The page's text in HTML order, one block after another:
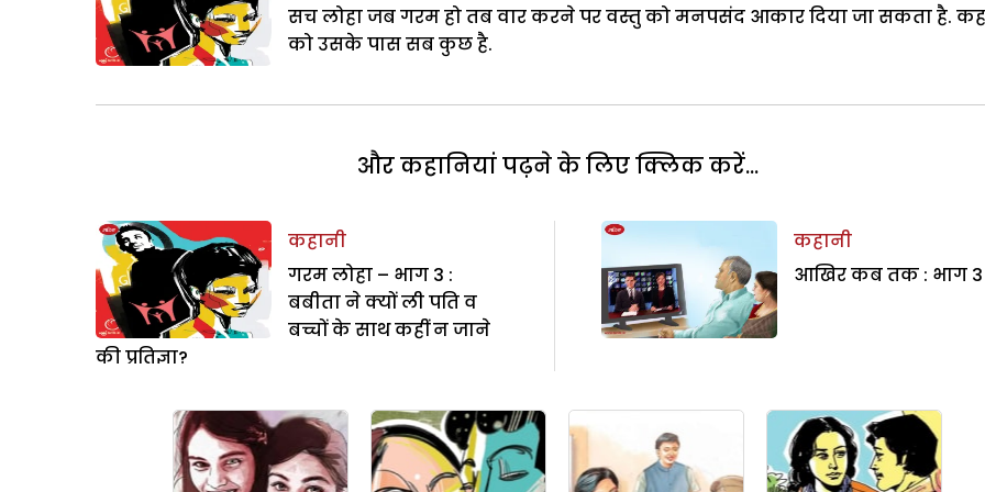
सच लोहा जब गरम हो तब वार करने पर वस्तु को मनपसंद आकार दिया जा सकता है.
को उसके पास सब कुछ है.
और कहानियां पढ़ने के लिए क्लिक करें...
कहानी
गरम लोहा – भाग 3 :
बबीता ने क्यों ली पति व
बच्चों के साथ कहीं न जाने
की प्रतिज्ञा?
कहानी
आखिर कब तक : भाग 3